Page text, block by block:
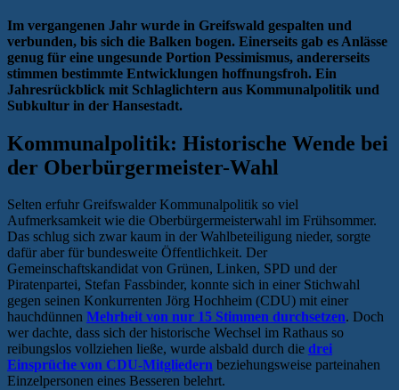
Im vergangenen Jahr wurde in Greifswald gespalten und
verbunden, bis sich die Balken bogen. Einerseits gab es Anlässe
genug für eine ungesunde Portion Pessimismus, andererseits
stimmen bestimmte Entwicklungen hoffnungsfroh. Ein
Jahresrückblick mit Schlaglichtern aus Kommunalpolitik und
Subkultur in der Hansestadt.
Kommunalpolitik: Historische Wende bei
der Oberbürgermeister-Wahl
Selten erfuhr Greifswalder Kommunalpolitik so viel
Aufmerksamkeit wie die Oberbürgermeisterwahl im Frühsommer.
Das schlug sich zwar kaum in der Wahlbeteiligung nieder, sorgte
dafür aber für bundesweite Öffentlichkeit. Der
Gemeinschaftskandidat von Grünen, Linken, SPD und der
Piratenpartei, Stefan Fassbinder, konnte sich in einer Stichwahl
gegen seinen Konkurrenten Jörg Hochheim (CDU) mit einer
hauchdünnen Mehrheit von nur 15 Stimmen durchsetzen. Doch
wer dachte, dass sich der historische Wechsel im Rathaus so
reibungslos vollziehen ließe, wurde alsbald durch die drei
Einsprüche von CDU-Mitgliedern beziehungsweise parteinahen
Einzelpersonen eines Besseren belehrt.